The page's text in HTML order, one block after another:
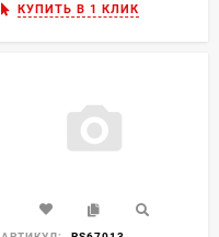
КУПИТЬ В 1 КЛИК